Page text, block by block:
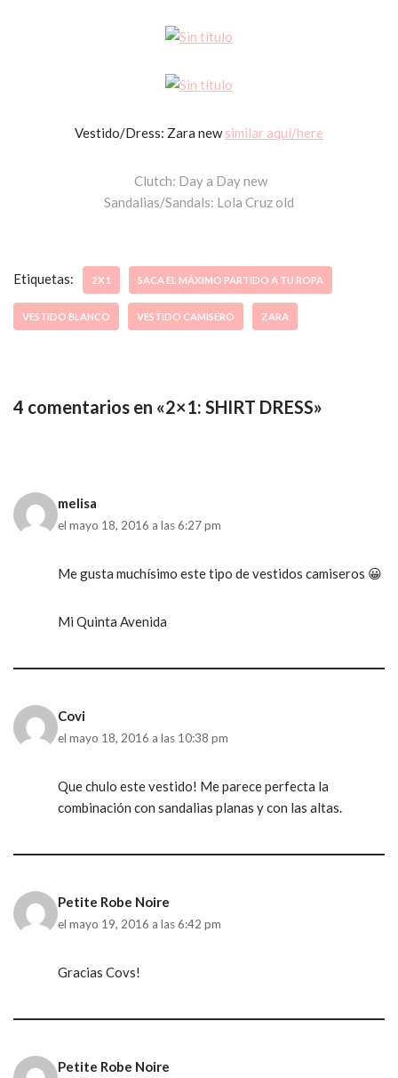
Vestido/Dress: Zara newsimilar aquí/here
Clutch: Day a Day new
Sandalias/Sandals: Lola Cruz old
Etiquetas: 2X1 SACA EL MÁXIMO PARTIDO A TU ROPA
VESTIDO BLANCO VESTIDO CAMISERO ZARA
4 comentarios en «2×1: SHIRT DRESS»
melisa
el mayo 18, 2016 a las 6:27 pm
Me gusta muchísimo este tipo de vestidos camiseros 😀
Mi Quinta Avenida
Covi
el mayo 18, 2016 a las 10:38 pm
Que chulo este vestido! Me parece perfecta la
combinación con sandalias planas y con las altas.
Petite Robe Noire
el mayo 19, 2016 a las 6:42 pm
Gracias Covs!
Petite Robe Noire